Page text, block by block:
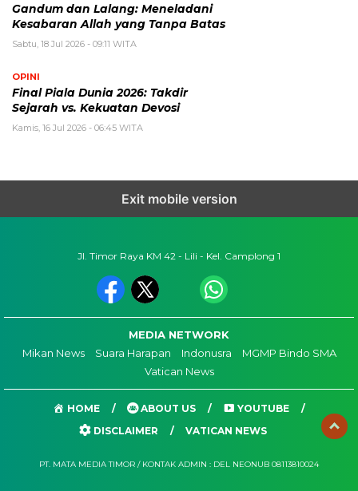
Gandum dan Lalang: Meneladani
Kesabaran Allah yang Tanpa Batas
Sabtu, 18 Jul 2026 - 09:11 WITA
OPINI
Final Piala Dunia 2026: Takdir
Sejarah vs. Kekuatan Devosi
Kamis, 16 Jul 2026 - 06:45 WITA
Exit mobile version
Jl. Timor Raya KM 42 - Lili - Kel. Camplong 1
MEDIA NETWORK
Mikan News
Suara Harapan Indonusra
MGMP Bindo SMA
Vatican News
HOME ABOUT US
YOUTUBE
DISCLAIMER
VATICAN NEWS
PT. MATA MEDIA TIMOR / KONTAK ADMIN : DEL NEONUB 08113810024